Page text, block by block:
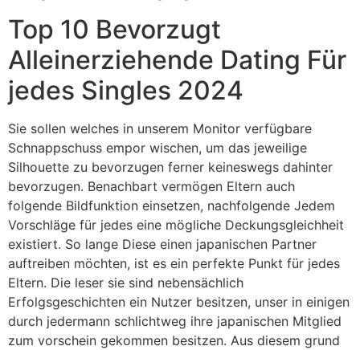
Top 10 Bevorzugt
Alleinerziehende Dating Für
jedes Singles 2024
Sie sollen welches in unserem Monitor verfügbare
Schnappschuss empor wischen, um das jeweilige
Silhouette zu bevorzugen ferner keineswegs dahinter
bevorzugen. Benachbart vermögen Eltern auch
folgende Bildfunktion einsetzen, nachfolgende Jedem
Vorschläge für jedes eine mögliche Deckungsgleichheit
existiert. So lange Diese einen japanischen Partner
auftreiben möchten, ist es ein perfekte Punkt für jedes
Eltern. Die leser sie sind nebensächlich
Erfolgsgeschichten ein Nutzer besitzen, unser in einigen
durch jedermann schlichtweg ihre japanischen Mitglied
zum vorschein gekommen besitzen. Aus diesem grund